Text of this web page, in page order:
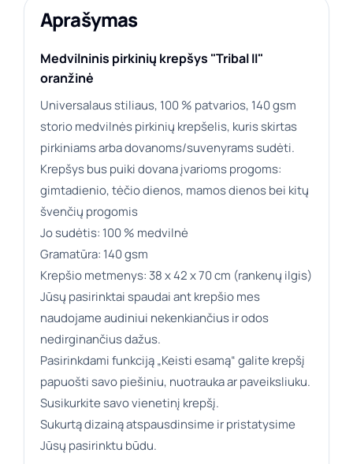
Aprašymas
Medvilninis pirkinių krepšys "Tribal II"
oranžinė
Universalaus stiliaus, 100 % patvarios, 140 gsm
storio medvilnės pirkinių krepšelis, kuris skirtas
pirkiniams arba dovanoms/suvenyrams sudėti.
Krepšys bus puiki dovana įvarioms progoms:
gimtadienio, tėčio dienos, mamos dienos bei kitų
švenčių progomis
Jo sudėtis: 100 % medvilnė
Gramatūra: 140 gsm
Krepšio metmenys: 38 x 42 x 70 cm (rankenų ilgis)
Jūsų pasirinktai spaudai ant krepšio mes
naudojame audiniui nekenkiančius ir odos
nedirginančius dažus.
Pasirinkdami funkciją „Keisti esamą“ galite krepšį
papuošti savo piešiniu, nuotrauka ar paveiksliuku.
Susikurkite savo vienetinį krepšį.
Sukurtą dizainą atspausdinsime ir pristatysime
Jūsų pasirinktu būdu.